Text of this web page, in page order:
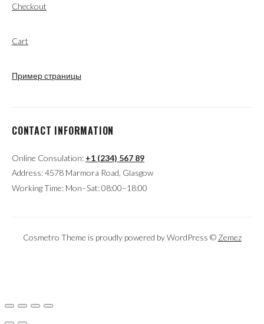
Checkout
Cart
Пример страницы
CONTACT INFORMATION
Online Consulation: +1 (234) 567 89
Address: 4578 Marmora Road, Glasgow
Working Time: Mon–Sat: 08:00–18:00
Cosmetro Theme is proudly powered by WordPress © Zemez